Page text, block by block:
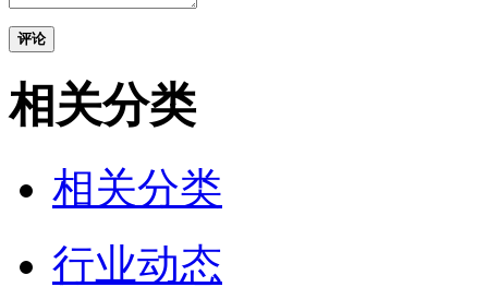
评论
相关分类
相关分类
行业动态